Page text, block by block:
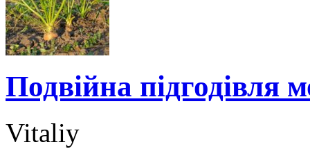
Подвійна підгодівля
Vitaliy